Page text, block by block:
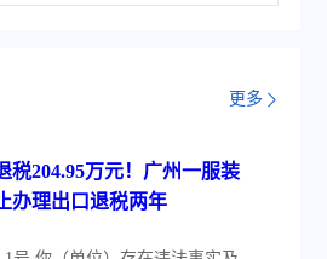
更多
税204.95万元！广州一服装
办理出口退税两年